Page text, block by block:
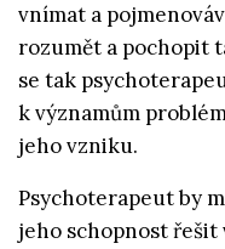
vnímat a
rozumět a pochopit
se tak
k významům
jeho vzniku.
Psychoterapeut by
jeho schopnost